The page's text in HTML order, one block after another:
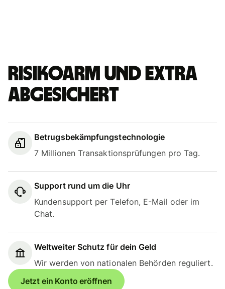
Risikoarm und extra
abgesichert
Betrugsbekämpfungstechnologie
7 Millionen Transaktionsprüfungen pro Tag.
Support rund um die Uhr
Kundensupport per Telefon, E-Mail oder im
Chat.
Weltweiter Schutz für dein Geld
Wir werden von nationalen Behörden reguliert.
Jetzt ein Konto eröffnen